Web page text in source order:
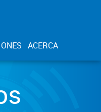
ACERCA